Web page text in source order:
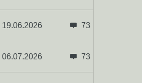
73
19.06.2026
73
06.07.2026